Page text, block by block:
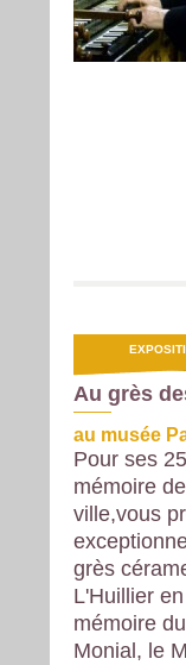
Au grès
au musée
Pour ses
mémoire
ville,vous
grès
L'Huillier
mémoire
Monial, le